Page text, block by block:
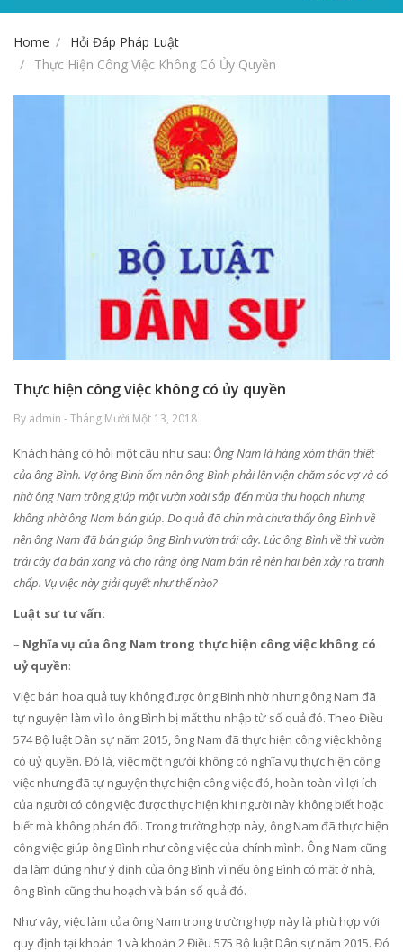
Home
Hỏi Đáp Pháp Luật
Thực Hiện Công Việc Không Có Ủy Quyền
Thực hiện công việc không có ủy quyền
By admin - Tháng Mười Một 13, 2018
Khách hàng có hỏi một câu như sau: Ông Nam là hàng xóm thân thiết
của ông Bình. Vợ ông Bình ốm nên ông Bình phải lên viện chăm sóc vợ và có
nhờ ông Nam trông giúp một vườn xoài sắp đến mùa thu hoạch nhưng
không nhờ ông Nam bán giúp. Do quả đã chín mà chưa thấy ông Bình về
nên ông Nam đã bán giúp ông Bình vườn trái cây. Lúc ông Bình về thì vườn
trái cây đã bán xong và cho rằng ông Nam bán rẻ nên hai bên xảy ra tranh
chấp. Vụ việc này giải quyết như thế nào?
Luật sư tư vấn:
– Nghĩa vụ của ông Nam trong thực hiện công việc không có
uỷ quyền:
Việc bán hoa quả tuy không được ông Bình nhờ nhưng ông Nam đã
tự nguyện làm vì lo ông Bình bị mất thu nhập từ số quả đó. Theo Điều
574 Bộ luật Dân sự năm 2015, ông Nam đã thực hiện công việc không
có uỷ quyền. Đó là, việc một người không có nghĩa vụ thực hiện công
việc nhưng đã tự nguyện thực hiện công việc đó, hoàn toàn vì lợi ích
của người có công việc được thực hiện khi người này không biết hoặc
biết mà không phản đối. Trong trường hợp này, ông Nam đã thực hiện
công việc giúp ông Bình như công việc của chính mình. Ông Nam cũng
đã làm đúng như ý định của ông Bình vì nếu ông Bình có mặt ở nhà,
ông Bình cũng thu hoạch và bán số quả đó.
Như vậy, việc làm của ông Nam trong trường hợp này là phù hợp với
quy định tại khoản 1 và khoản 2 Điều 575 Bộ luật Dân sự năm 2015. Đó